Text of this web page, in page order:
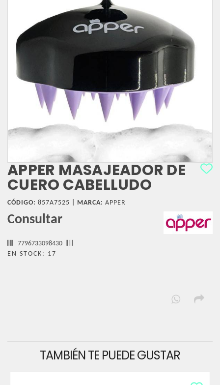
APPER MASAJEADOR DE
CUERO CABELLUDO
CÓDIGO: 857A7525 | MARCA: APPER
Consultar
7796733098430
EN STOCK: 17
TAMBIÉN TE PUEDE GUSTAR